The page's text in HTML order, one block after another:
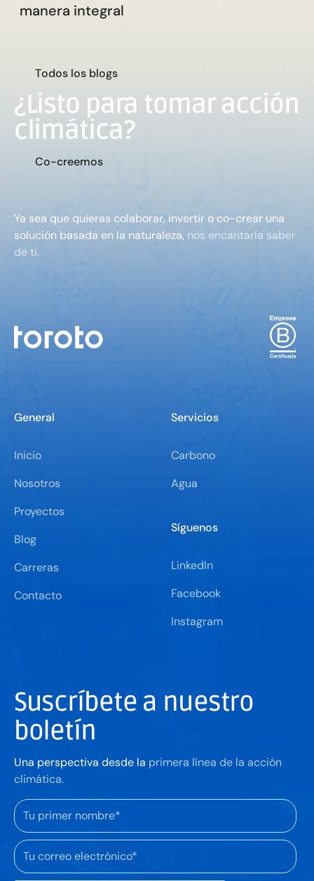
manera integral
Todos los blogs
¿Listo para tomar acción
climática?
Co-creemos
Ya sea que quieras colaborar, invertir o co-crear una
solución basada en la naturaleza, nos encantaría saber
de ti.
General
Inicio
Nosotros
Proyectos
Blog
Carreras
Contacto
Servicios
Carbono
Agua
Síguenos
LinkedIn
Facebook
Instagram
Suscríbete a nuestro
boletín
Una perspectiva desde la primera línea de la acción
climática.